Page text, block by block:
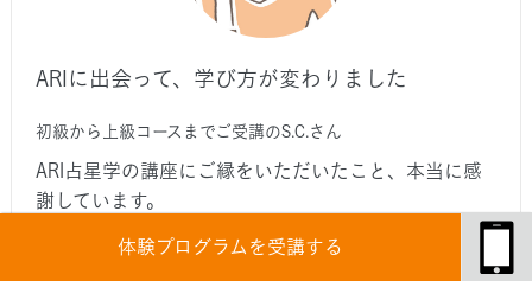
体験プログラムを受講する
ARIに出会って、学び方が変わりました
初級から上級コースまでご受講のS.C.さん
ARI占星学の講座にご縁をいただいたこと、本当に感
謝しています。
ここに出会う前に幾つかのセミナーを受講させていた
だきましたが、全然、違うのです。